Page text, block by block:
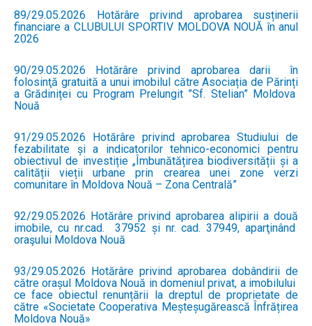
89/29.05.2026 Hotărâre privind aprobarea susținerii
financiare a CLUBULUI SPORTIV MOLDOVA NOUĂ în anul
2026
90/29.05.2026 Hotărâre privind aprobarea darii în
folosinţă gratuită a unui imobilul către Asociația de Părinți
a Grădiniței cu Program Prelungit ”Sf. Stelian” Moldova
Nouă
91/29.05.2026 Hotărâre privind aprobarea Studiului de
fezabilitate și a indicatorilor tehnico-economici pentru
obiectivul de investiție „Îmbunătățirea biodiversității și a
calității vieții urbane prin crearea unei zone verzi
comunitare în Moldova Nouă – Zona Centrală”
92/29.05.2026 Hotărâre privind aprobarea alipirii a două
imobile, cu nr.cad. 37952 și nr. cad. 37949, aparţinând
oraşului Moldova Nouă
93/29.05.2026 Hotărâre privind aprobarea dobândirii de
către orașul Moldova Nouă in domeniul privat, a imobilului
ce face obiectul renunțării la dreptul de proprietate de
către «Societate Cooperativa Meșteșugărească Înfrățirea
Moldova Nouă»